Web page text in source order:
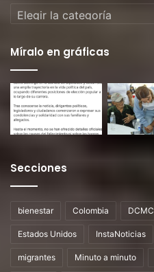
Categorías
Míralo en gráficas
Secciones
bienestar Colombia DCMC
Estados Unidos InstaNoticias
migrantes Minuto a minuto